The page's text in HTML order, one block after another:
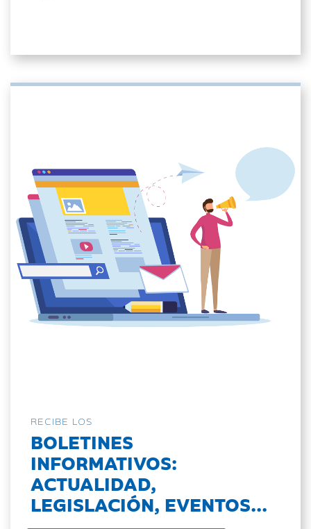
RECIBE LOS
BOLETINES
INFORMATIVOS:
ACTUALIDAD,
LEGISLACIÓN, EVENTOS...